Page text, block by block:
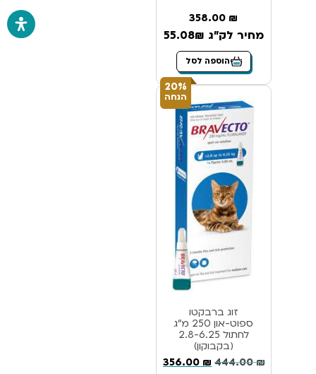
358.00 ₪
מחיר לק"ג 55.08₪
הוספה לסל
20%
הנחה
זוג ברבקטו
ספוט-און 250 מ”ג
לחתול 2.8-6.25
(בקבוקון)
444.00₪
356.00 ₪